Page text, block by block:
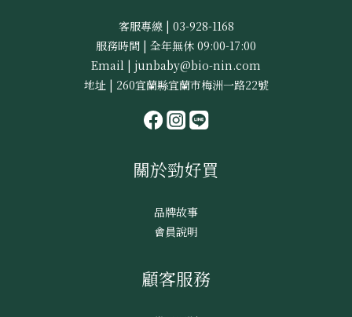
客服專線 | 03-928-1168
服務時間 | 全年無休 09:00-17:00
Email | junbaby@bio-nin.com
地址 | 260宜蘭縣宜蘭市梅洲一路22號
關於勁好買
品牌故事
會員說明
顧客服務